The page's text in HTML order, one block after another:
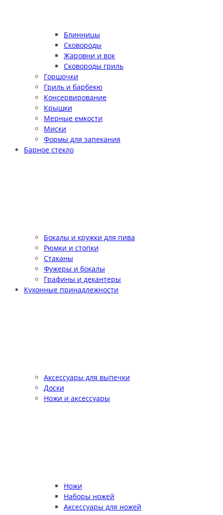
Блинницы
Сковороды
Жаровни и вок
Сковороды гриль
Горшочки
Гриль и барбекю
Консервирование
Крышки
Мерные емкости
Миски
Формы для запекания
Барное стекло
Бокалы и кружки для пива
Рюмки и стопки
Стаканы
Фужеры и бокалы
Графины и декантеры
Кухонные принадлежности
Аксессуары для выпечки
Доски
Ножи и аксессуары
Ножи
Наборы ножей
Аксессуары для ножей